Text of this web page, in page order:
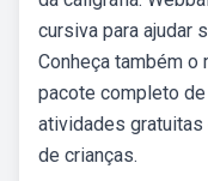
cursiva para ajudar
Conheça também o
pacote completo
atividades
de crianças.